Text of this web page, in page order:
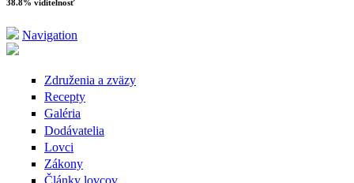
38.8% viditelnosť
Navigation
Združenia a zväzy
Recepty
Galéria
Dodávatelia
Lovci
Zákony